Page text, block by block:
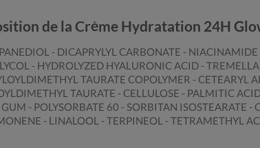
de la Crème Hydratation 24H
- DICAPRYLYL CARBONATE -
- HYDROLYZED HYALURONIC ACID -
TAURATE COPOLYMER - CETEARYL
TAURATE - CELLULOSE - PALMITIC
- POLYSORBATE 60 - SORBITAN ISOSTEARATE
- LINALOOL - TERPINEOL - TETRAMETHYL